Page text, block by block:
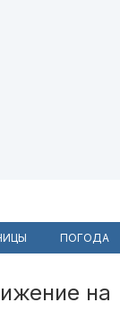
ПОГОДА
на